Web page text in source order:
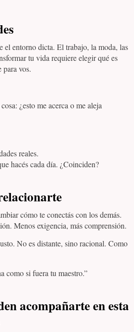
el entorno dicta. El trabajo, la moda, las
tu vida requiere elegir qué es
para vos.
¿esto me acerca o me aleja
reales.
hacés cada día. ¿Coinciden?
cómo te conectás con los demás.
Menos exigencia, más comprensión.
No es distante, sino racional. Como
como si fuera tu maestro.”
acompañarte en esta